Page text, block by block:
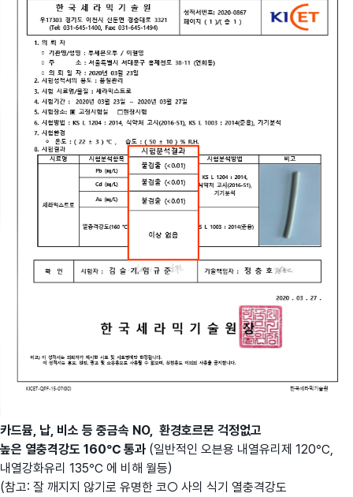
카드뮴, 납, 비소 등 중금속 NO, 환경호르몬 걱정없고
높은 열충격강도 160℃ 통과 (일반적인 오븐용 내열유리제 120℃,
내열강화유리 135℃ 에 비해 월등)
(참고: 잘 깨지지 않기로 유명한 코○ 사의 식기 열충격강도